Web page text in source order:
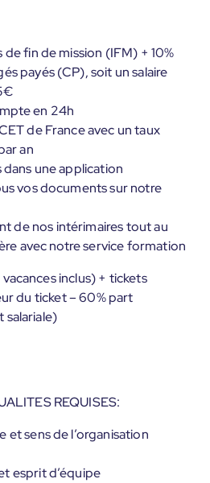
de fin de mission (IFM) + 10%
payés (CP), soit un salaire
en 24h
de France avec un taux
an
dans une application
vos documents sur notre
de nos intérimaires tout au
avec notre service formation
inclus) + tickets
du ticket – 60% part
salariale)
REQUISES:
et sens de l’organisation
esprit d’équipe